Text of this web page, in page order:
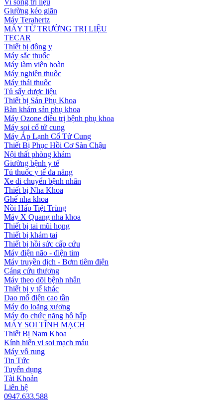
Vi sóng trị liệu
Giường kéo giãn
Máy Terahertz
MÁY TỪ TRƯỜNG TRỊ LIỆU
TECAR
Thiết bị đông y
Máy sắc thuốc
Máy làm viên hoàn
Máy nghiền thuốc
Máy thái thuốc
Tủ sấy dược liệu
Thiết bị Sản Phụ Khoa
Bàn khám sản phụ khoa
Máy Ozone điều trị bệnh phụ khoa
Máy soi cổ tử cung
Máy Áp Lạnh Cổ Tử Cung
Thiết Bị Phục Hồi Cơ Sàn Chậu
Nội thất phòng khám
Giường bệnh y tế
Tủ thuốc y tế đa năng
Xe di chuyển bệnh nhân
Thiết bị Nha Khoa
Ghế nha khoa
Nồi Hấp Tiệt Trùng
Máy X Quang nha khoa
Thiết bị tai mũi họng
Thiết bị khám tai
Thiết bị hồi sức cấp cứu
Máy điện não - điện tim
Máy truyền dịch - Bơm tiêm điện
Cáng cứu thương
Máy theo dõi bệnh nhân
Thiết bị y tế khác
Dao mổ điện cao tần
Máy đo loãng xương
Máy đo chức năng hô hấp
MÁY SOI TĨNH MẠCH
Thiết Bị Nam Khoa
Kính hiển vi soi mạch máu
Máy vỗ rung
Tin Tức
Tuyển dụng
Tài Khoản
Liên hệ
0947.633.588